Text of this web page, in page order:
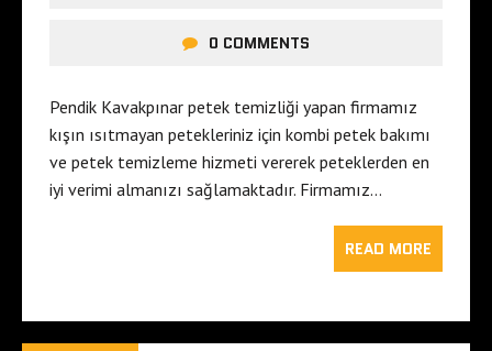
0 COMMENTS
Pendik Kavakpınar petek temizliği yapan firmamız
kışın ısıtmayan petekleriniz için kombi petek bakımı
ve petek temizleme hizmeti vererek peteklerden en
iyi verimi almanızı sağlamaktadır. Firmamız…
READ MORE